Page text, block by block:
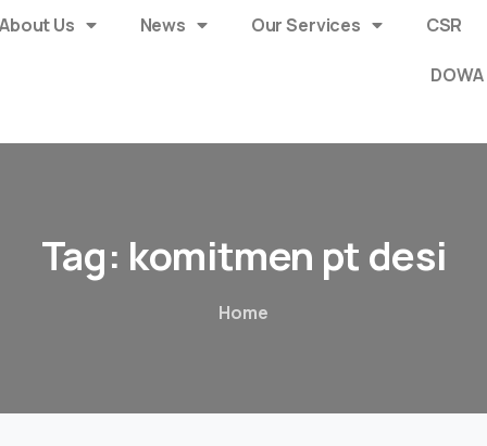
About Us News Our Services CSR
Tag: komitmen pt desi
Home